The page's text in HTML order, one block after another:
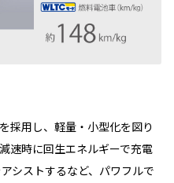
採用し、軽量・小型化を図り
速時に回生エネルギーで充電
シストするなど、パワフルで